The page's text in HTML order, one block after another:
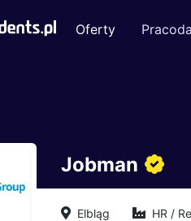
Oferty
Jobman
Elbląg HR /